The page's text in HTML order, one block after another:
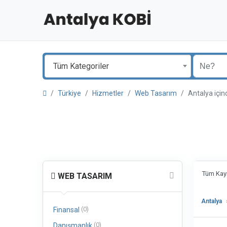
Tüm Kategoriler
Türkiye Hizmetler Web Tasarım Antalya
WEB TASARIM
Finansal (0)
(0)
Tüm
Antalya